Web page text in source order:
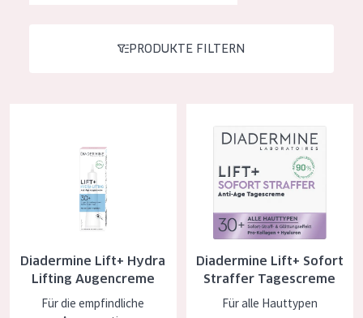
Mischhaut und fettige Haut
Reife Haut
Der Sonne ausgesetzte Haut
ALTER
Jedes alter
PRODUKTE FILTERN
Diadermine Lift+ Hydra
Lifting Augencreme
Für die empfindliche
Diadermine Lift+ Sofort
Straffer Tagescreme
Für alle Hauttypen